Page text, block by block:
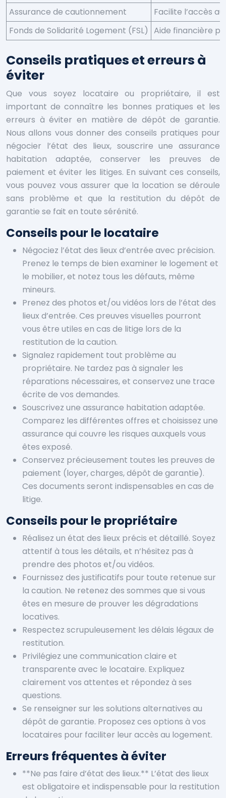
Assurance de cautionnement
Facilite l’accès
Fonds de Solidarité Logement (FSL) Aide financière
Conseils pratiques et erreurs à
éviter
Que vous soyez locataire ou propriétaire, il est
important de connaître les bonnes pratiques et les
erreurs à éviter en matière de dépôt de garantie.
Nous allons vous donner des conseils pratiques pour
négocier l’état des lieux, souscrire une assurance
habitation adaptée, conserver les preuves de
paiement et éviter les litiges. En suivant ces conseils,
vous pouvez vous assurer que la location se déroule
sans problème et que la restitution du dépôt de
garantie se fait en toute sérénité.
Conseils pour le locataire
Négociez l’état des lieux d’entrée avec précision.
Prenez le temps de bien examiner le logement et
le mobilier, et notez tous les défauts, même
mineurs.
Prenez des photos et/ou vidéos lors de l’état des
lieux d’entrée. Ces preuves visuelles pourront
vous être utiles en cas de litige lors de la
restitution de la caution.
Signalez rapidement tout problème au
propriétaire. Ne tardez pas à signaler les
réparations nécessaires, et conservez une trace
écrite de vos demandes.
Souscrivez une assurance habitation adaptée.
Comparez les différentes offres et choisissez une
assurance qui couvre les risques auxquels vous
êtes exposé.
Conservez précieusement toutes les preuves de
paiement (loyer, charges, dépôt de garantie).
Ces documents seront indispensables en cas de
litige.
Conseils pour le propriétaire
Réalisez un état des lieux précis et détaillé. Soyez
attentif à tous les détails, et n’hésitez pas à
prendre des photos et/ou vidéos.
Fournissez des justificatifs pour toute retenue sur
la caution. Ne retenez des sommes que si vous
êtes en mesure de prouver les dégradations
locatives.
Respectez scrupuleusement les délais légaux de
restitution.
Privilégiez une communication claire et
transparente avec le locataire. Expliquez
clairement vos attentes et répondez à ses
questions.
Se renseigner sur les solutions alternatives au
dépôt de garantie. Proposez ces options à vos
locataires pour faciliter leur accès au logement.
Erreurs fréquentes à éviter
**Ne pas faire d’état des lieux.** L’état des lieux
est obligatoire et indispensable pour la restitution